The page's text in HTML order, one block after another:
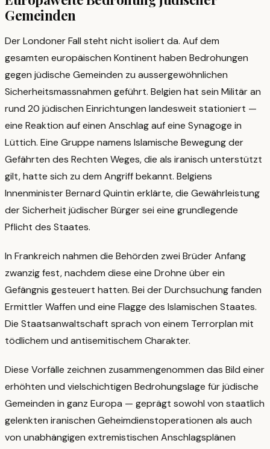
Gemeinden
Der Londoner Fall steht nicht isoliert da. Auf dem
gesamten europäischen Kontinent haben Bedrohungen
gegen jüdische Gemeinden zu aussergewöhnlichen
Sicherheitsmassnahmen geführt. Belgien hat sein Militär an
rund 20 jüdischen Einrichtungen landesweit stationiert —
eine Reaktion auf einen Anschlag auf eine Synagoge in
Lüttich. Eine Gruppe namens Islamische Bewegung der
Gefährten des Rechten Weges, die als iranisch unterstützt
gilt, hatte sich zu dem Angriff bekannt. Belgiens
Innenminister Bernard Quintin erklärte, die Gewährleistung
der Sicherheit jüdischer Bürger sei eine grundlegende
Pflicht des Staates.
In Frankreich nahmen die Behörden zwei Brüder Anfang
zwanzig fest, nachdem diese eine Drohne über ein
Gefängnis gesteuert hatten. Bei der Durchsuchung fanden
Ermittler Waffen und eine Flagge des Islamischen Staates.
Die Staatsanwaltschaft sprach von einem Terrorplan mit
tödlichem und antisemitischem Charakter.
Diese Vorfälle zeichnen zusammengenommen das Bild einer
erhöhten und vielschichtigen Bedrohungslage für jüdische
Gemeinden in ganz Europa — geprägt sowohl von staatlich
gelenkten iranischen Geheimdienstoperationen als auch
von unabhängigen extremistischen Anschlagsplänen